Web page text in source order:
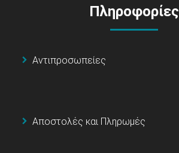
Πληροφορίες
Αντιπροσωπείες
Αποστολές και Πληρωμές